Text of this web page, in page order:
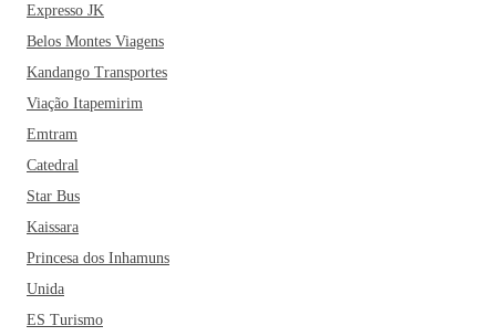
Expresso JK
Belos Montes Viagens
Kandango Transportes
Viação Itapemirim
Emtram
Catedral
Star Bus
Kaissara
Princesa dos Inhamuns
Unida
ES Turismo